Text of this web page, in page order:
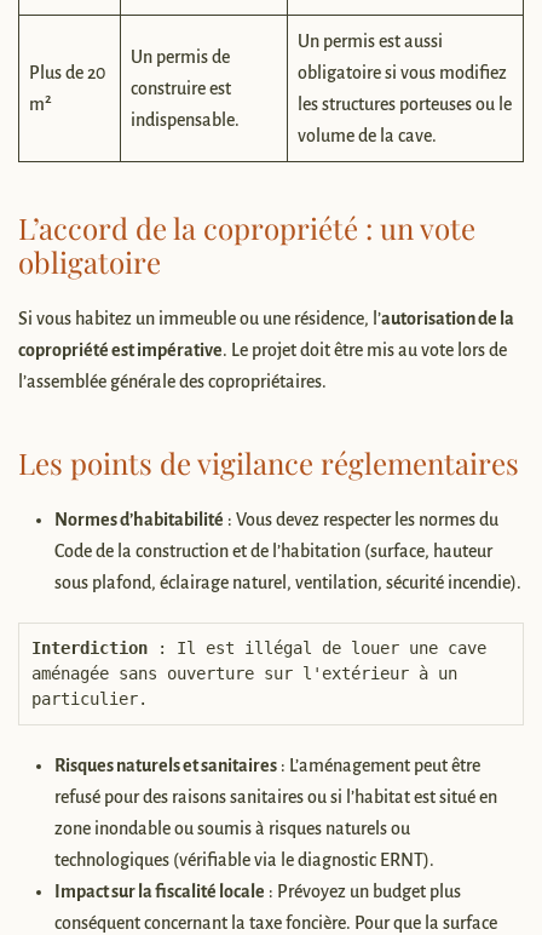
Plus de 20
m²
Un permis de
construire est
indispensable.
Un permis est aussi
obligatoire si vous modifiez
les structures porteuses ou le
volume de la cave.
L’accord de la copropriété : un vote
obligatoire
Si vous habitez un immeuble ou une résidence, l’autorisation de la
copropriété est impérative. Le projet doit être mis au vote lors de
l’assemblée générale des copropriétaires.
Les points de vigilance réglementaires
Normes d’habitabilité : Vous devez respecter les normes du
Code de la construction et de l’habitation (surface, hauteur
sous plafond, éclairage naturel, ventilation, sécurité incendie).
Interdiction : Il est illégal de louer une cave
aménagée sans ouverture sur l'extérieur à un
particulier.
Risques naturels et sanitaires : L’aménagement peut être
refusé pour des raisons sanitaires ou si l’habitat est situé en
zone inondable ou soumis à risques naturels ou
technologiques (vérifiable via le diagnostic ERNT).
Impact sur la fiscalité locale : Prévoyez un budget plus
conséquent concernant la taxe foncière. Pour que la surface